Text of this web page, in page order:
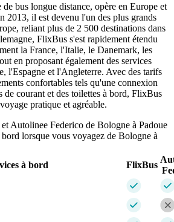
bus longue distance, opère en Europe et
2013, il est devenu l'un des plus grands
reliant plus de 2 500 destinations dans
FlixBus s'est rapidement étendu
la France, l'Italie, le Danemark, les
en proposant également des services
l'Espagne et l'Angleterre. Avec des tarifs
confortables tels qu'une connexion
de courant et des toilettes à bord, FlixBus
pratique et agréable.
Autolinee Federico de Bologne à Padoue
lorsque vous voyagez de Bologne à
à bord
FlixBus